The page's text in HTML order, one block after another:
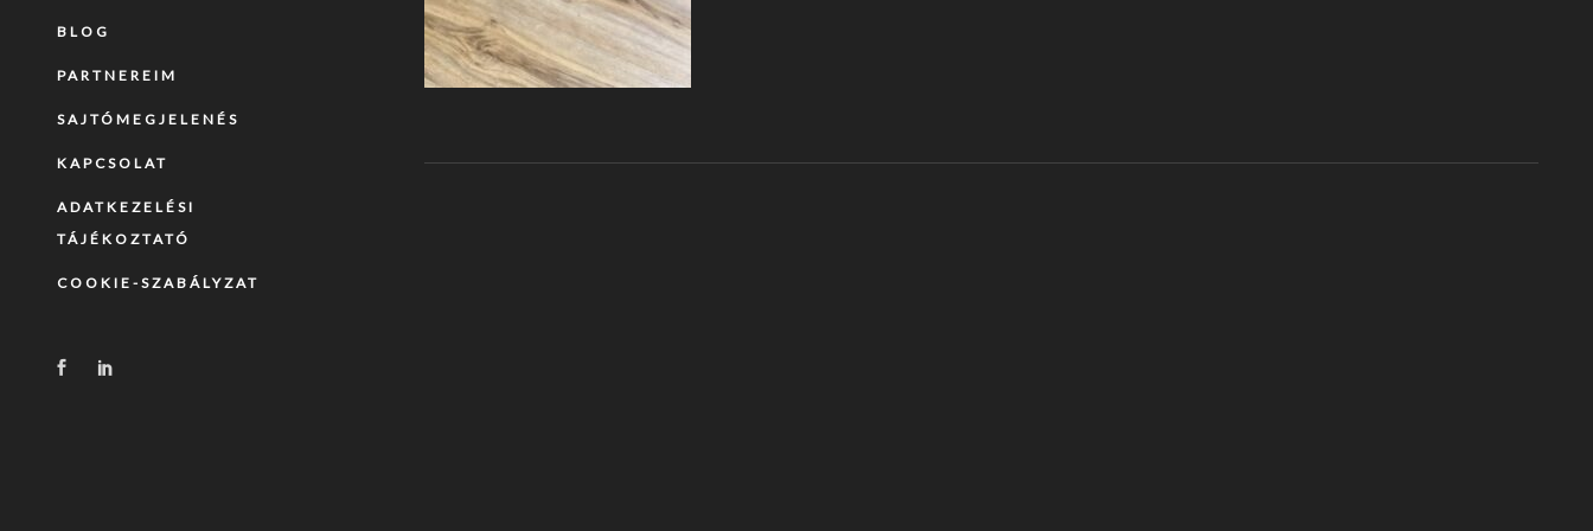
BLOG
PARTNEREIM
SAJTÓMEGJELENÉS
KAPCSOLAT
ADATKEZELÉSI
TÁJÉKOZTATÓ
COOKIE-SZABÁLYZAT